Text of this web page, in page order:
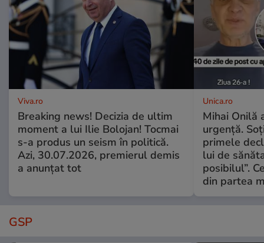
Viva.ro
Breaking news! Decizia de ultim
moment a lui Ilie Bolojan! Tocmai
s-a produs un seism în politică.
Azi, 30.07.2026, premierul demis
a anunțat tot
Unica.ro
Mihai Onilă
urgență.
primele
lui de
posibilul”.
din partea
GSP